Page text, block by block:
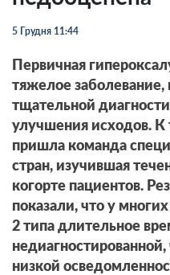
5 Грудня 11:44
Первичная
тяжелое заболевание,
тщательной
улучшения исходов.
пришла команда
стран, изучившая
когорте пациентов.
показали, что у
2 типа длительное
низкой